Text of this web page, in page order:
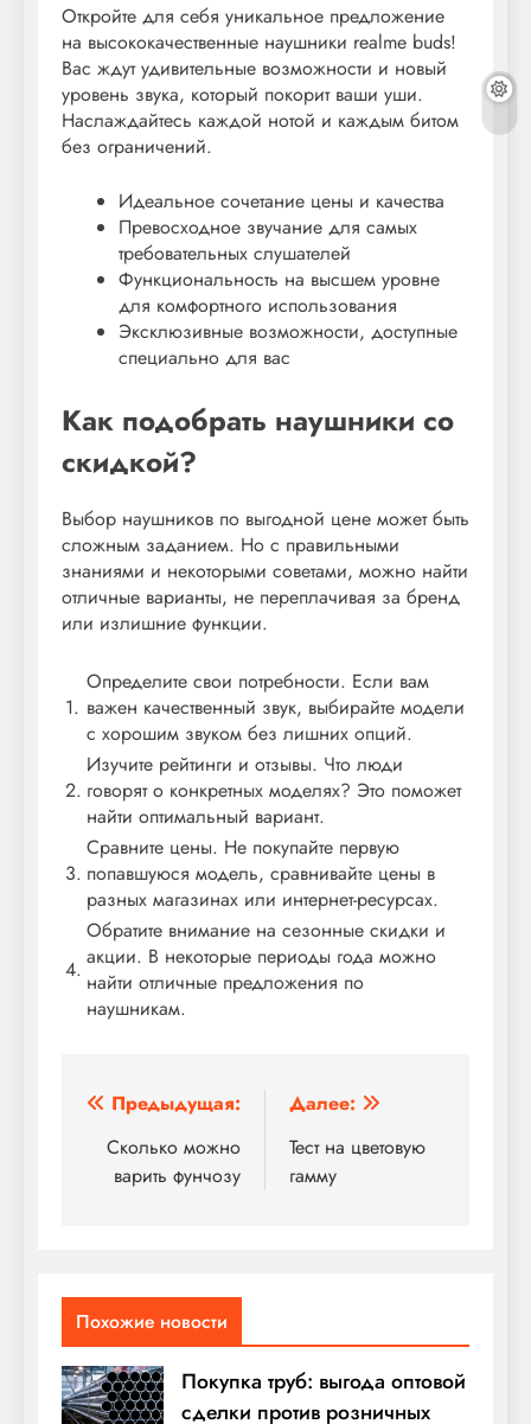
Откройте для себя уникальное предложение
на высококачественные наушники realme buds!
Вас ждут удивительные возможности и новый
уровень звука, который покорит ваши уши.
Наслаждайтесь каждой нотой и каждым битом
без ограничений.
Идеальное сочетание цены и качества
Превосходное звучание для самых
требовательных слушателей
Функциональность на высшем уровне
для комфортного использования
Эксклюзивные возможности, доступные
специально для вас
Как подобрать наушники со
скидкой?
Выбор наушников по выгодной цене может быть
сложным заданием. Но с правильными
знаниями и некоторыми советами, можно найти
отличные варианты, не переплачивая за бренд
или излишние функции.
1.
Определите свои потребности. Если вам
важен качественный звук, выбирайте модели
с хорошим звуком без лишних опций.
2.
Изучите рейтинги и отзывы. Что люди
говорят о конкретных моделях? Это поможет
найти оптимальный вариант.
3.
Сравните цены. Не покупайте первую
попавшуюся модель, сравнивайте цены в
разных магазинах или интернет-ресурсах.
4.
Обратите внимание на сезонные скидки и
акции. В некоторые периоды года можно
найти отличные предложения по
наушникам.
Навигация
по
записям
Предыдущая:
Сколько можно
варить фунчозу
Далее:
Тест на цветовую
гамму
Похожие новости
Покупка труб: выгода оптовой
сделки против розничных